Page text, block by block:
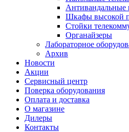
Шкафы высокой
Стойки
Органайзеры
Лабораторное
Архив
Новости
Акции
Сервисный центр
Поверка оборудования
Оплата и доставка
О магазине
Дилеры
Контакты